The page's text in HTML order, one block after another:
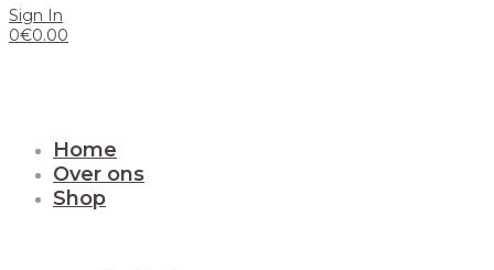
Sign In
0€0.00
Home
Over ons
Shop